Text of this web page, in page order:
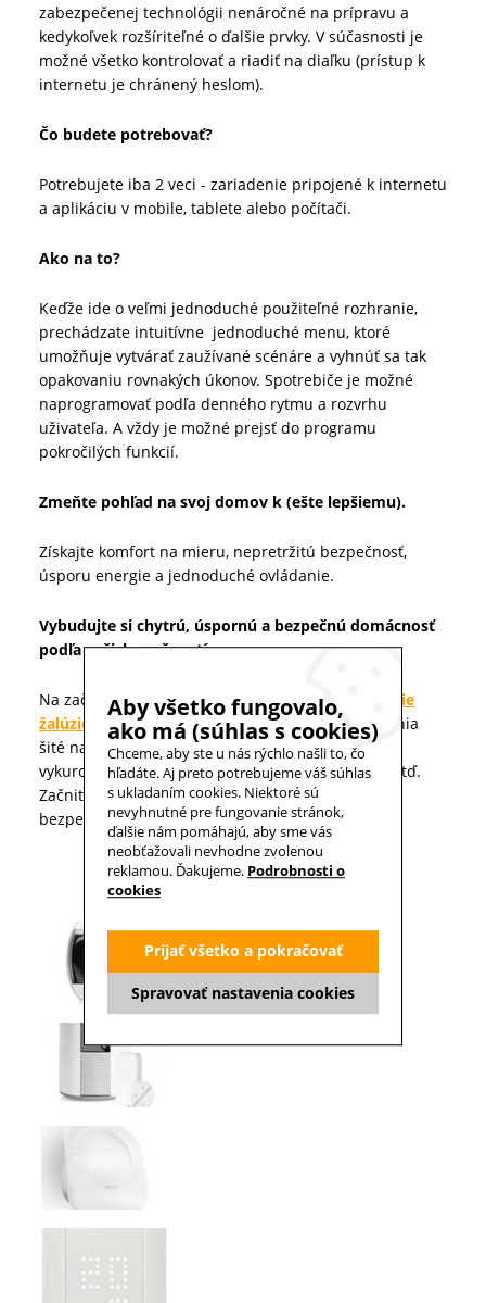
zabezpečenej technológii nenáročné na prípravu a
kedykoľvek rozšíriteľné o ďalšie prvky. V súčasnosti je
možné všetko kontrolovať a riadiť na diaľku (prístup k
internetu je chránený heslom).
Čo budete potrebovať?
Potrebujete iba 2 veci - zariadenie pripojené k internetu
a aplikáciu v mobile, tablete alebo počítači.
Ako na to?
Keďže ide o veľmi jednoduché použiteľné rozhranie,
prechádzate intuitívne jednoduché menu, ktoré
umožňuje vytvárať zaužívané scénáre a vyhnúť sa tak
opakovaniu rovnakých úkonov. Spotrebiče je možné
naprogramovať podľa denného rytmu a rozvrhu
uživateľa. A vždy je možné prejsť do programu
pokročilých funkcií.
Zmeňte pohľad na svoj domov k (ešte lepšiemu).
Získajte komfort na mieru, nepretržitú bezpečnosť,
úsporu energie a jednoduché ovládanie.
Vybudujte si chytrú, úspornú a bezpečnú domácnosť
podľa vašich možností.
Na začiatok môžete ovládať napríklad iba
vonkajšie
žalúzie
. No neskôr si môžete vytvárať ďalšie riešenia
šité namieru a postupne pripájať do systému
vykurovanie, osvetlenie, kamerový systém, dvere atď.
Začnite s budovaním svojej chytrej,úspornej a
bezpečnej domácnosti.
Aby všetko fungovalo,
ako má (súhlas s cookies)
Chceme, aby ste u nás rýchlo našli to, čo
hľadáte. Aj preto potrebujeme váš súhlas
s ukladaním cookies. Niektoré sú
nevyhnutné pre fungovanie stránok,
ďalšie nám pomáhajú, aby sme vás
neobťažovali nevhodne zvolenou
reklamou. Ďakujeme. Podrobnosti o
cookies
Spravovať nastavenia cookies
Prijať všetko a pokračovať